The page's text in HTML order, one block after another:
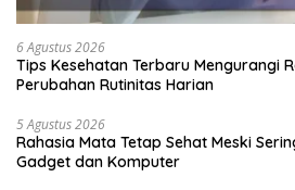
6 Agustus 2026
Tips Kesehatan Terbaru Mengurangi
Perubahan Rutinitas Harian
5 Agustus 2026
Rahasia Mata Tetap Sehat Meski
Gadget dan Komputer